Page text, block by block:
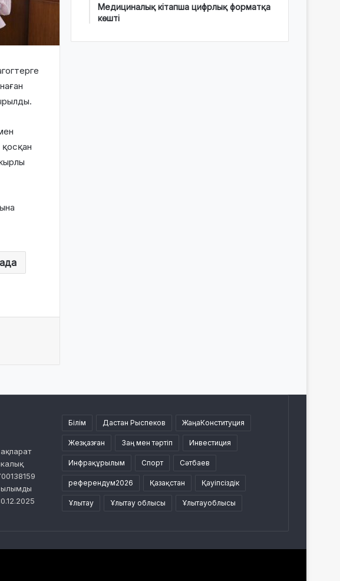
Медициналық кітапша цифрлық форматқа
көшті
Білім Дастан Рыспеков ЖаңаКонституция
Жезқазған Заң мен тәртіп Инвестиция
Инфрақұрылым Спорт Сәтбаев
референдум2026 Қазақстан Қауіпсіздік
Ұлытау Ұлытау облысы Ұлытауоблысы